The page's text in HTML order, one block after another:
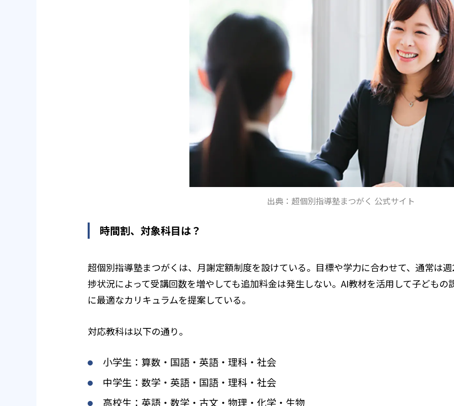
出典：超個別指導塾まつがく 公式サイト
時間割、対象科目は？
超個別指導塾まつがくは、月謝定額制度を設けている。目標や学力に合わせて、通常は
捗状況によって受講回数を増やしても追加料金は発生しない。AI教材を活用して子ども
に最適なカリキュラムを提案している。
対応教科は以下の通り。
小学生：算数・国語・英語・理科・社会
中学生：数学・英語・国語・理科・社会
高校生：英語・数学・古文・物理・化学・生物